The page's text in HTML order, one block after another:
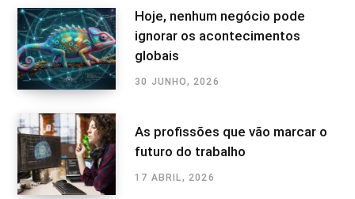
Hoje, nenhum negócio pode
ignorar os acontecimentos
globais
30 JUNHO, 2026
As profissões que vão marcar o
futuro do trabalho
17 ABRIL, 2026